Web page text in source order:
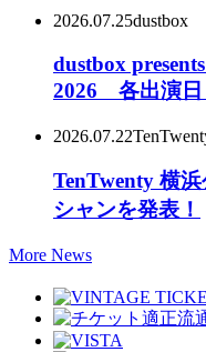
2026.07.25dustbox
dustbox
2026 各出演日
2026.07.22
TenTwenty 横
シャンを発表！
More News